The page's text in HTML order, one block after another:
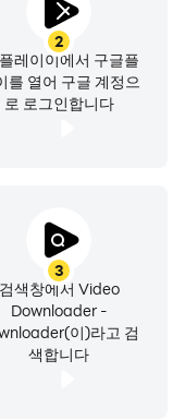
large files,
failed
manager
built in file
are constantly
Photos, Stories.
in one click
2
레이이에서 구글플
를 열어 구글 계정으
로 로그인합니다
3
검색창에서 Video
Downloader -
이)라고 검
색합니다